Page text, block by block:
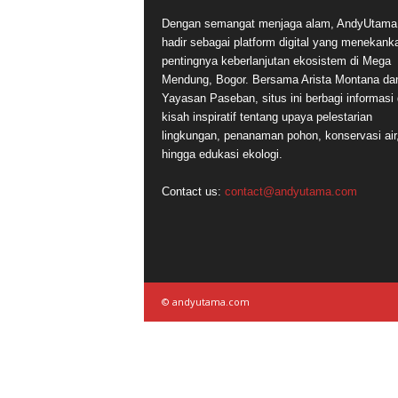
Dengan semangat menjaga alam,
hadir sebagai platform digital yang
pentingnya keberlanjutan ekosistem di Mega
Mendung, Bogor. Bersama Arista Montana
Yayasan Paseban, situs ini berbagi informasi
kisah inspiratif tentang upaya pelestarian
lingkungan, penanaman pohon, konservasi air,
hingga edukasi ekologi.
Contact us: contact@andyutama.com
© andyutama.com